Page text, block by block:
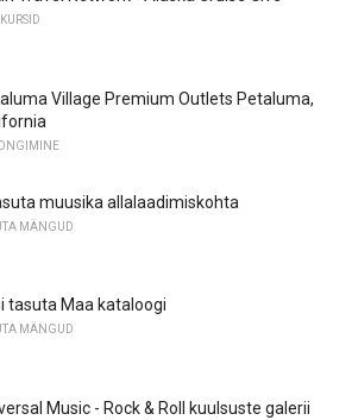
Village Premium Outlets Petaluma,
muusika allalaadimiskohta
MÄNGUD
tasuta Maa kataloogi
MÄNGUD
Music - Rock & Roll kuulsuste galerii